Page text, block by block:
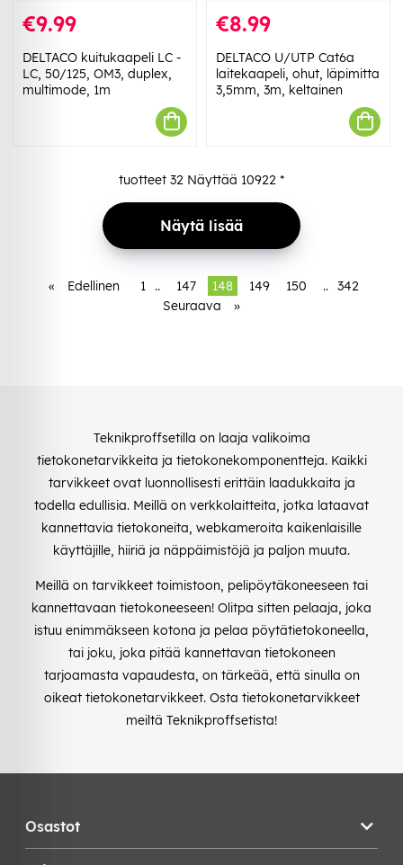
€9.99
DELTACO kuitukaapeli LC -
LC, 50/125, OM3, duplex,
multimode, 1m
€8.99
DELTACO U/UTP Cat6a
laitekaapeli, ohut, läpimitta
3,5mm, 3m, keltainen
tuotteet 32 Näyttää 10922 *
Näytä lisää
« Edellinen 1 .. 147 148 149 150 .. 342
Seuraava
»
Teknikproffsetilla on laaja valikoima
tietokonetarvikkeita ja tietokonekomponentteja. Kaikki
tarvikkeet ovat luonnollisesti erittäin laadukkaita ja
todella edullisia. Meillä on verkkolaitteita, jotka lataavat
kannettavia tietokoneita, webkameroita kaikenlaisille
käyttäjille, hiiriä ja näppäimistöjä ja paljon muuta.
Meillä on tarvikkeet toimistoon, pelipöytäkoneeseen tai
kannettavaan tietokoneeseen! Olitpa sitten pelaaja, joka
istuu enimmäkseen kotona ja pelaa pöytätietokoneella,
tai joku, joka pitää kannettavan tietokoneen
tarjoamasta vapaudesta, on tärkeää, että sinulla on
oikeat tietokonetarvikkeet. Osta tietokonetarvikkeet
meiltä Teknikproffsetista!
Osastot